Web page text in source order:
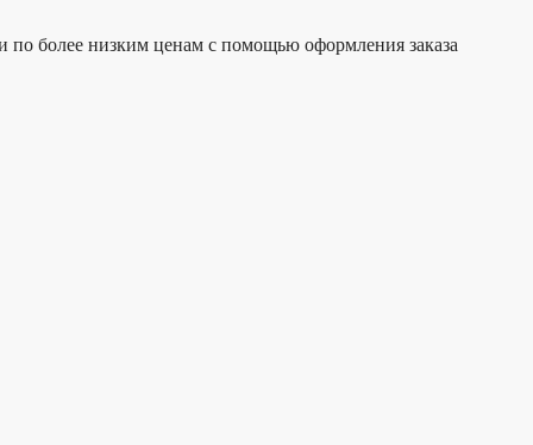
по более низким ценам с помощью оформления заказа